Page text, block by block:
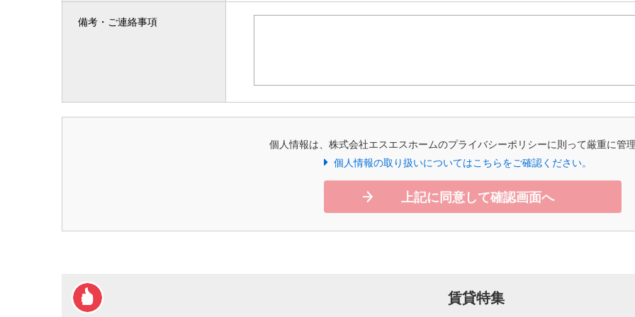
備考・ご連絡事項
個人情報は、株式会社エスエスホームのプライバシーポリシーに則って厳重に管理
個人情報の取り扱いについてはこちらをご確認ください。
上記に同意して確認画面へ
賃貸特集